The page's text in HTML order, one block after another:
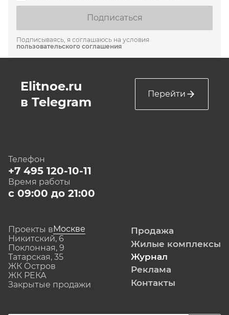
Подписаться
Подписываясь, я соглашаюсь на условия
пользовательского соглашения
Elitnoe.ru
в Telegram
Перейти
Телефон
+7 495 120-10-11
Время работы
с 09:00 до 21:00
Проекты вМоскве
Никитский, 6
Поклонная, 9
Татарская, 35
ЖК Остров
ЖК РЕКА
Закрытые продажи
Продажа
Жилые комплексы
Журнал
Реклама
Контакты